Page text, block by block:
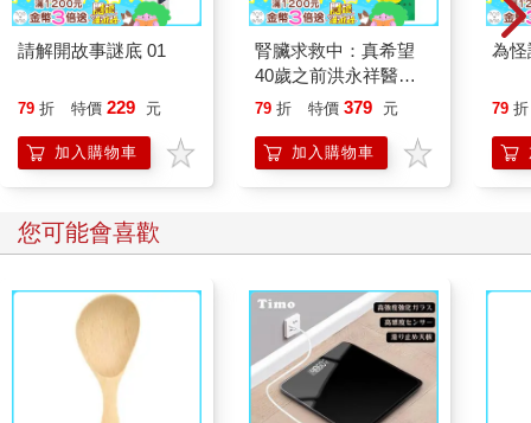
請解開故事謎底 01
79 折 特價 229 元
加入購物車
腎臟求救中：真希望
40歲之前洪永祥醫師
就告訴我這些事
79 折 特價 379 元
加入購物車
為怪
79 折
您可能會喜歡